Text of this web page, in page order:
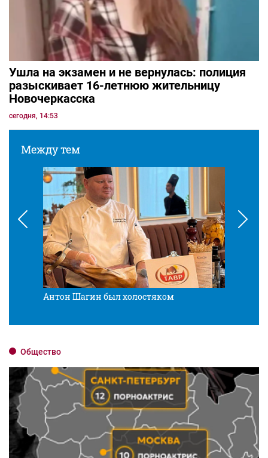
Ушла на экзамен и не вернулась: полиция
разыскивает 16-летнюю жительницу
Новочеркасска
сегодня, 14:53
Между тем
Антон Шагин был холостяком
Общество